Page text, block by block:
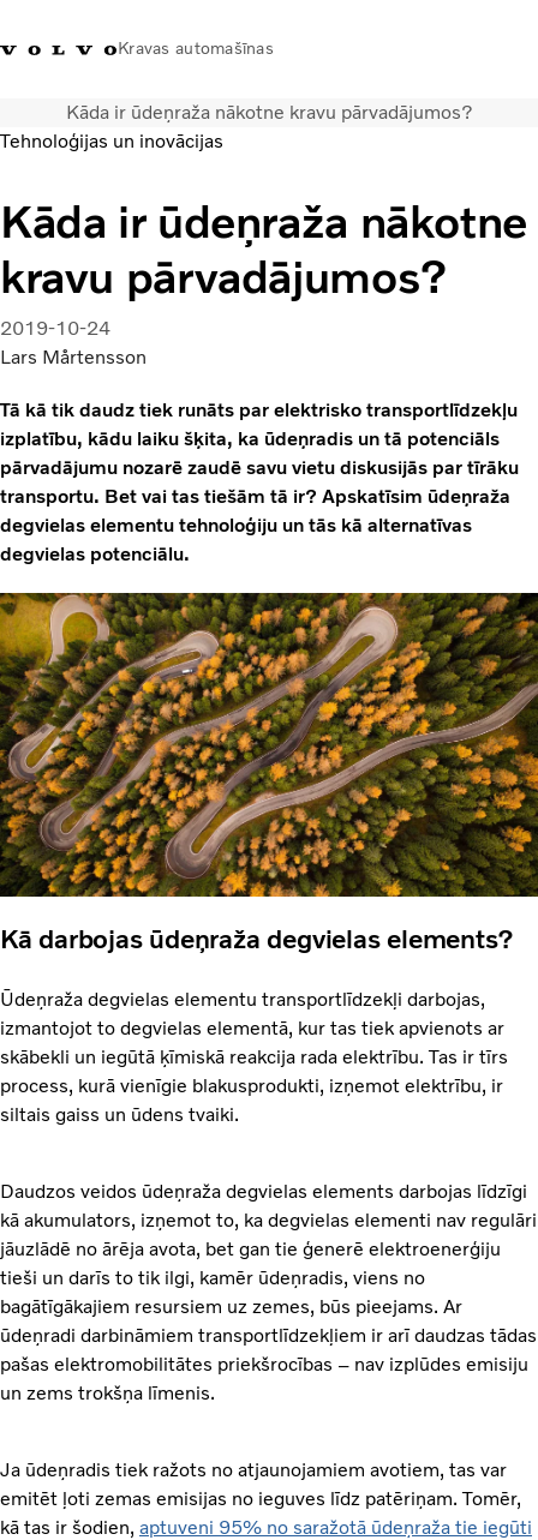
Kravas automašīnas
+371 20293001 Volvo Trucks veikalsIenāktLatvija
Transporta risinājumi
Kravas automašīnas
Pakalpojumi
Tuvākās darbnīcas meklēšana
Jaunumi
Par mums
Akcijas
Kāda ir ūdeņraža nākotne kravu pārvadājumos?
Tehnoloģijas un inovācijas
Kāda ir ūdeņraža nākotne
kravu pārvadājumos?
2019-10-24
Lars Mårtensson
Tā kā tik daudz tiek runāts par elektrisko transportlīdzekļu
izplatību, kādu laiku šķita, ka ūdeņradis un tā potenciāls
pārvadājumu nozarē zaudē savu vietu diskusijās par tīrāku
transportu. Bet vai tas tiešām tā ir? Apskatīsim ūdeņraža
degvielas elementu tehnoloģiju un tās kā alternatīvas
degvielas potenciālu.
Kā darbojas ūdeņraža degvielas elements?
Ūdeņraža degvielas elementu transportlīdzekļi darbojas,
izmantojot to degvielas elementā, kur tas tiek apvienots ar
skābekli un iegūtā ķīmiskā reakcija rada elektrību. Tas ir tīrs
process, kurā vienīgie blakusprodukti, izņemot elektrību, ir
siltais gaiss un ūdens tvaiki.
Daudzos veidos ūdeņraža degvielas elements darbojas līdzīgi
kā akumulators, izņemot to, ka degvielas elementi nav regulāri
jāuzlādē no ārēja avota, bet gan tie ģenerē elektroenerģiju
tieši un darīs to tik ilgi, kamēr ūdeņradis, viens no
bagātīgākajiem resursiem uz zemes, būs pieejams. Ar
ūdeņradi darbināmiem transportlīdzekļiem ir arī daudzas tādas
pašas elektromobilitātes priekšrocības – nav izplūdes emisiju
un zems trokšņa līmenis.
Ja ūdeņradis tiek ražots no atjaunojamiem avotiem, tas var
emitēt ļoti zemas emisijas no ieguves līdz patēriņam. Tomēr,
kā tas ir šodien, aptuveni 95% no saražotā ūdeņraža tie iegūti